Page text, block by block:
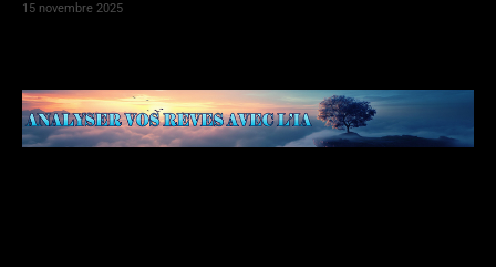
15 novembre 2025